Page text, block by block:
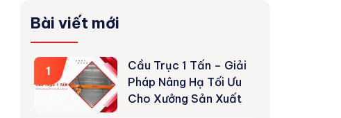
Bài viết mới
1
Cầu Trục 1 Tấn – Giải
Pháp Nâng Hạ Tối Ưu
Cho Xưởng Sản Xuất